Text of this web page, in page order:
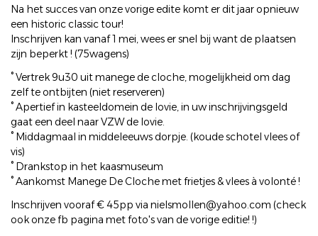
Na het succes van onze vorige edite komt er dit jaar opnieuw
een historic classic tour!
Inschrijven kan vanaf 1 mei, wees er snel bij want de plaatsen
zijn beperkt ! (75wagens)
° Vertrek 9u30 uit manege de cloche, mogelijkheid om dag
zelf te ontbijten (niet reserveren)
° Apertief in kasteeldomein de lovie, in uw inschrijvingsgeld
gaat een deel naar VZW de lovie.
° Middagmaal in middeleeuws dorpje. (koude schotel vlees of
vis)
° Drankstop in het kaasmuseum
° Aankomst Manege De Cloche met frietjes & vlees à volonté !
Inschrijven vooraf € 45pp via nielsmollen@yahoo.com (check
ook onze fb pagina met foto's van de vorige editie! !)